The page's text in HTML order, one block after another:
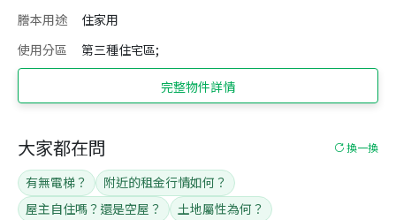
謄本用途
住家用
使用分區
第三種住宅區;
完整物件詳情
大家都在問 換一換
有無電梯？
附近的租金行情如何？
屋主自住嗎？還是空屋？
土地屬性為何？